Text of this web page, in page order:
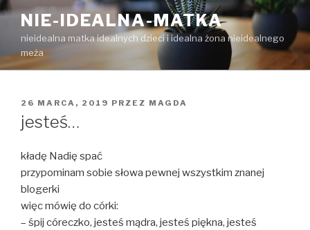
Przejdź
treści
NIE-IDEALNA-MATKA
nieidealna matka idealnych dzieci i idealna żona nieidealnego
meża
OPUBLIKOWANE
W
26 MARCA, 2019 PRZEZ MAGDA
jesteś…
kładę Nadię spać
przypominam sobie słowa pewnej wszystkim znanej
blogerki
więc mówię do córki:
– śpij córeczko, jesteś mądra, jesteś piękna, jesteś